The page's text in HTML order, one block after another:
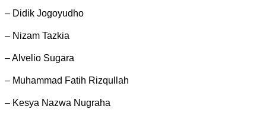
– Didik Jogoyudho
– Nizam Tazkia
– Alvelio Sugara
– Muhammad Fatih Rizqullah
– Kesya Nazwa Nugraha